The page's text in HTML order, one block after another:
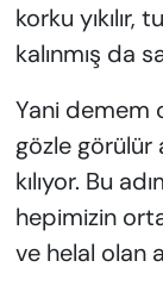
korku
kalınmış da
Yani demem
gözle görülür
kılıyor. Bu
hepimizin
ve helal olan